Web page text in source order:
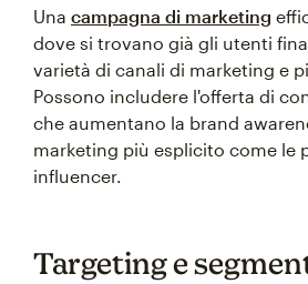
Una campagna di marketing
dove si trovano già gli utenti
varietà di canali di marketing e
Possono includere l'offerta di
che aumentano la brand
marketing più esplicito come le
influencer.
Targeting e